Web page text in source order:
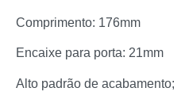
Comprimento: 176mm
Encaixe para porta: 21mm
Alto padrão de acabamento;